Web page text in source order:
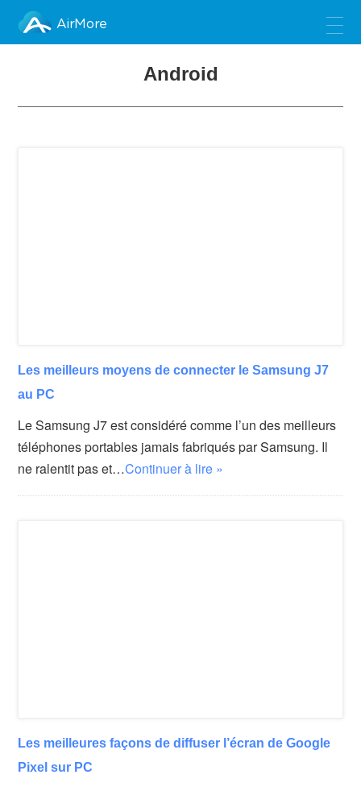
AirMore
Android
Les meilleurs moyens de connecter le Samsung J7
au PC
Le Samsung J7 est considéré comme l’un des meilleurs
téléphones portables jamais fabriqués par Samsung. Il
ne ralentit pas et…Continuer à lire »
Les meilleures façons de diffuser l’écran de Google
Pixel sur PC